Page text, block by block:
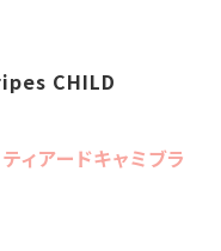
CHILD
ィアードキャミブラ